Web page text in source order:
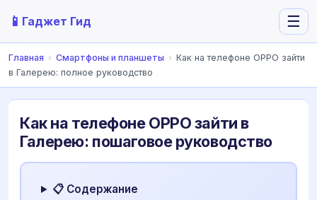
📱 Гаджет Гид ☰
Главная › Смартфоны и планшеты › Как на телефоне OPPO зайти
в Галерею: полное руководство
Как на телефоне OPPO зайти в
Галерею: пошаговое руководство
📋 Содержание